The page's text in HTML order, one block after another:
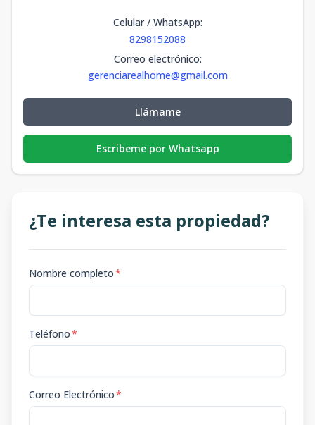
Celular / WhatsApp:
8298152088
Correo electrónico:
gerenciarealhome@gmail.com
Llámame
Escribeme por Whatsapp
¿Te interesa esta propiedad?
Nombre completo*
Teléfono*
Correo Electrónico*